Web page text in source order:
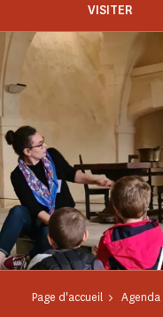
VISITER
Page d'accueil Agenda